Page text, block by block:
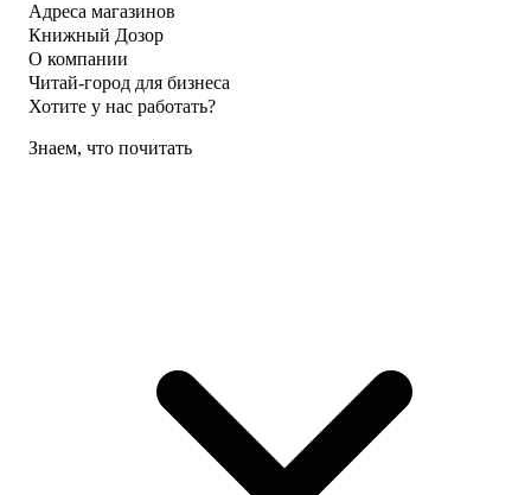
Адреса магазинов
Книжный Дозор
О компании
Читай-город для бизнеса
Хотите у нас работать?
Знаем, что почитать